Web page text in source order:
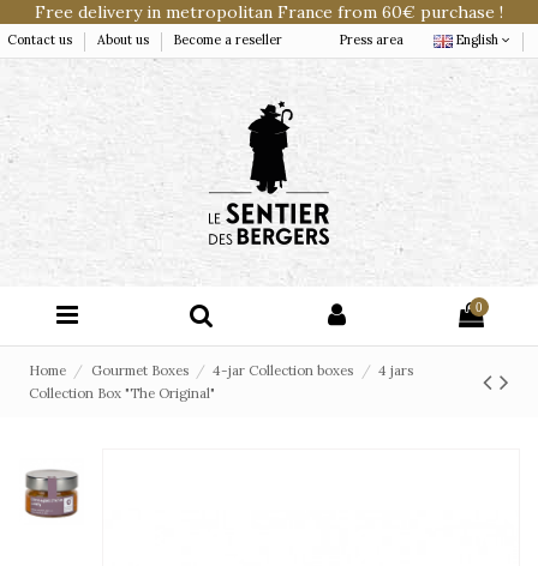
Free delivery in metropolitan France from 60€ purchase !
Contact us About us Become a reseller Press area English
0
Home Gourmet Boxes 4-jar Collection boxes
4 jars
Collection Box "The Original"